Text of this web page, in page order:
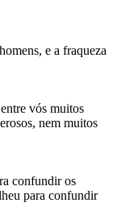
e a fraqueza
vós muitos
nem muitos
confundir os
para confundir